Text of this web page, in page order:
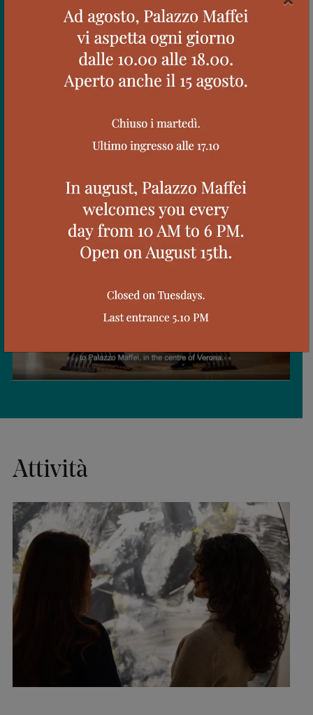
Il collezionista
“Le opere che ho raccolto sono racconti di vita, gesti
d’amore, testimonianze della sensibilità unica e
Attività